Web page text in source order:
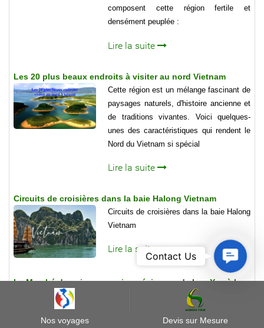
composent cette région fertile et
densément peuplée :
Lire la suite
Les 20 plus beaux endroits à visiter au nord Vietnam
Cette région est un mélange fascinant de
paysages naturels, d'histoire ancienne et
de traditions vivantes. Voici quelques-
unes des caractéristiques qui rendent le
Nord du Vietnam si spécial
Lire la suite
Circuits de croisières dans la baie Halong Vietnam
Circuits de croisières dans la baie Halong
Vietnam
Lire la suite
Le Marché des pierres semi – précieuses de Luc Yen à la
montagne du Nord Vietnam
Le marché des gemmes est formé entre
les années 1989 – 1990 par les gens qui
Nos voyages Devis sur Mesure
Contact
Us
Contact Us